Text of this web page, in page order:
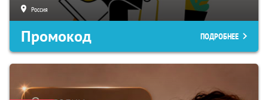
Россия
Промокод ПОДРОБНЕЕ